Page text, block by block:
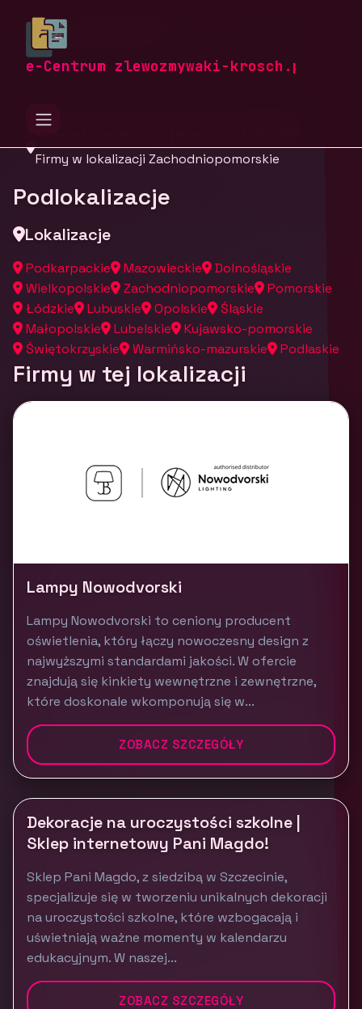
e-Centrum zlewozmywaki-krosch.pl
zlewozmywaki-krosch.pl
Firmy z województwa
Zachodniopomorskie
Firmy w lokalizacji Zachodniopomorskie
Podlokalizacje
Lokalizacje
Podkarpackie Mazowieckie
Dolnośląskie
Wielkopolskie
Zachodniopomorskie
Pomorskie
Łódzkie
Lubuskie Opolskie
Śląskie
Małopolskie
Lubelskie
Kujawsko-pomorskie
Świętokrzyskie
Warmińsko-mazurskie Podlaskie
Firmy w tej lokalizacji
Lampy Nowodvorski
Lampy Nowodvorski to ceniony producent
oświetlenia, który łączy nowoczesny design z
najwyższymi standardami jakości. W ofercie
znajdują się kinkiety wewnętrzne i zewnętrzne,
które doskonale wkomponują się w...
ZOBACZ SZCZEGÓŁY
Dekoracje na uroczystości szkolne |
Sklep internetowy Pani Magdo!
Sklep Pani Magdo, z siedzibą w Szczecinie,
specjalizuje się w tworzeniu unikalnych dekoracji
na uroczystości szkolne, które wzbogacają i
uświetniają ważne momenty w kalendarzu
edukacyjnym. W naszej...
ZOBACZ SZCZEGÓŁY